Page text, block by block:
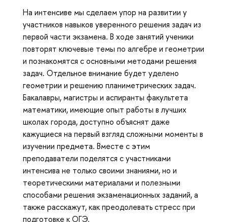
На интенсиве мы сделаем упор на развитии у
участников навыков уверенного решения задач из
первой части экзамена. В ходе занятий ученики
повторят ключевые темы по алгебре и геометрии
и познакомятся с основными методами решения
задач. Отдельное внимание будет уделено
геометрии и решению планиметрических задач.
Бакалавры, магистры и аспиранты факультета
математики, имеющие опыт работы в лучших
школах города, доступно объяснят даже
кажущиеся на первый взгляд сложными моменты в
изучении предмета. Вместе с этим
преподаватели поделятся с участниками
интенсива не только своими знаниями, но и
теоретическими материалами и полезными
способами решения экзаменационных заданий, а
также расскажут, как преодолевать стресс при
подготовке к ОГЭ.